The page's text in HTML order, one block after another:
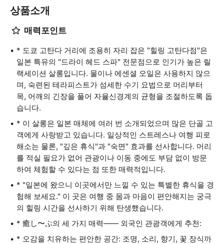
상품소개
매력포인트
* 도쿄 고탄다 거리에 조용히 자리 잡은 "힐링 고탄다점"은
일본 특유의 "드라이 헤드 스파" 전문점으로 인기가 높은 릴
랙세이션 살롱입니다. 물이나 에센셜 오일은 사용하지 않으
며, 숙련된 테라피스트가 섬세한 수기 요법으로 머리부터
목, 어깨의 긴장을 풀어 자율신경계의 균형을 조절하도록 돕
습니다.
* 이 살롱은 일본 매체에 여러 번 소개되었으며 많은 단골 고
객에게 사랑받고 있습니다. 일상적인 스트레스나 여행 피로
해소는 물론, "깊은 휴식"과 "숙면" 효과를 선사합니다. 머리
를 적실 필요가 없어 관광이나 이동 중에도 부담 없이 방문
하여 체험할 수 있다는 점 또한 매력적입니다.
* "일본에 왔으니 이곳에서만 느낄 수 있는 특별한 휴식을 경
험해 보세요." 이 곳은 여행 중 몸과 마음이 편안해지는 궁극
의 힐링 시간을 선사하기 위해 탄생했습니다.
* 癒し〜ぷ의 세 가지 매력—— 외국인 관광객에게 추천:
* 오감을 치유하는 편안한 공간: 조명, 소리, 향기, 꽃 장식까